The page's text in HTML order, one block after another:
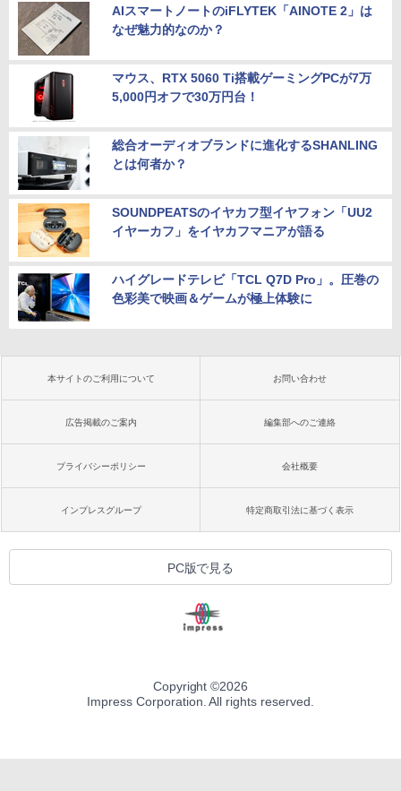
AIスマートノートのiFLYTEK「AINOTE 2」は
なぜ魅力的なのか？
マウス、RTX 5060 Ti搭載ゲーミングPCが7万
5,000円オフで30万円台！
総合オーディオブランドに進化するSHANLING
とは何者か？
SOUNDPEATSのイヤカフ型イヤフォン「UU2
イヤーカフ」をイヤカフマニアが語る
ハイグレードテレビ「TCL Q7D Pro」。圧巻の
色彩美で映画＆ゲームが極上体験に
本サイトのご利用について お問い合わせ
広告掲載のご案内 編集部へのご連絡
プライバシーポリシー 会社概要
インプレスグループ 特定商取引法に基づく表示
PC版で見る
Copyright ©2026
Impress Corporation. All rights reserved.